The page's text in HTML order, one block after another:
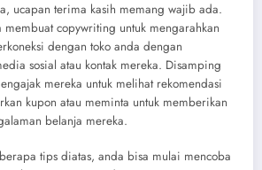
ucapan terima kasih memang wajib ada.
membuat copywriting untuk mengarahkan
dengan toko anda dengan
sosial atau kontak mereka. Disamping
mereka untuk melihat rekomendasi
kupon atau meminta untuk memberikan
belanja mereka.
tips diatas, anda bisa mulai mencoba